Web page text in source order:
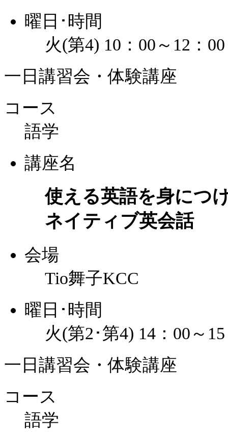
曜日･時間
火(第4) 10：00～12：00
一日講習会・体験講座
コース
語学
講座名
使える英語を身につ
ネイティブ英会話
会場
Tio舞子KCC
曜日･時間
火(第2･第4) 14：00～
一日講習会・体験講座
コース
語学